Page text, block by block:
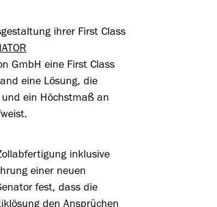
ihrer First Class
GmbH eine First Class
eine Lösung, die
ein Höchstmaß an
inklusive
einer neuen
fest, dass die